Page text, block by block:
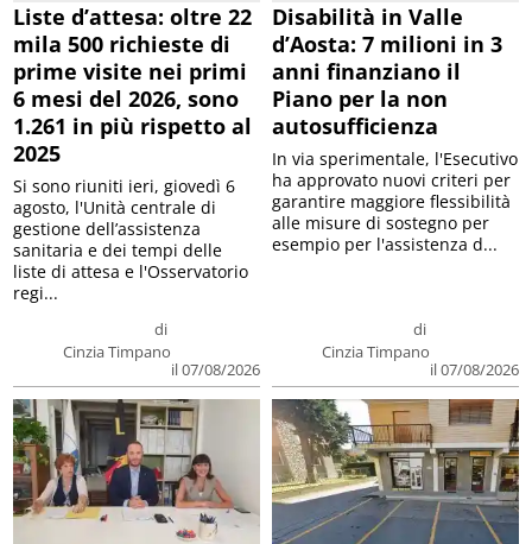
Liste d’attesa: oltre 22
mila 500 richieste di
prime visite nei primi
6 mesi del 2026, sono
1.261 in più rispetto al
2025
di
Cinzia Timpano
il 07/08/2026
Si sono riuniti ieri, giovedì 6
agosto, l'Unità centrale di
gestione dell’assistenza
sanitaria e dei tempi delle
liste di attesa e l'Osservatorio
regi...
Disabilità in Valle
d’Aosta: 7 milioni in 3
anni finanziano il
Piano per la non
autosufficienza
di
Cinzia Timpano
il 07/08/2026
In via sperimentale, l'Esecutivo
ha approvato nuovi criteri per
garantire maggiore flessibilità
alle misure di sostegno per
esempio per l'assistenza d...